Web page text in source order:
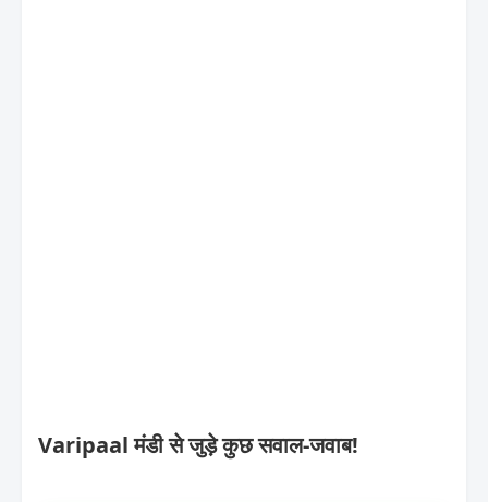
Varipaal मंडी से जुड़े कुछ सवाल-जवाब!